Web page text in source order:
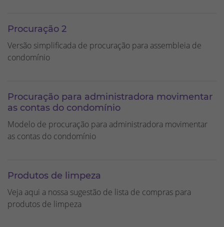
Procuração 2
Versão simplificada de procuração para assembleia de
condomínio
Procuração para administradora movimentar
as contas do condomínio
Modelo de procuração para administradora movimentar
as contas do condomínio
Produtos de limpeza
Veja aqui a nossa sugestão de lista de compras para
produtos de limpeza